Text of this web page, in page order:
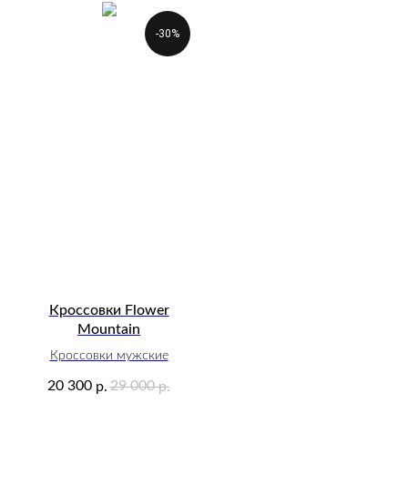
-30%
Кроссовки Flower
Mountain
Кроссовки мужские
20 300 р. 29 000 р.